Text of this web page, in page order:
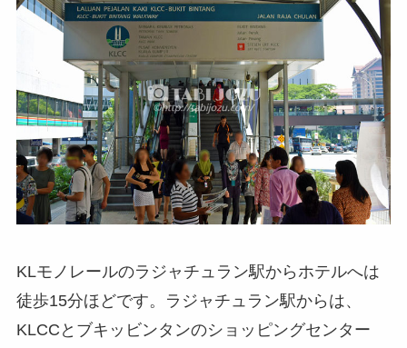
KLモノレールのラジャチュラン駅からホテルへは
徒歩15分ほどです。ラジャチュラン駅からは、
KLCCとブキッビンタンのショッピングセンター